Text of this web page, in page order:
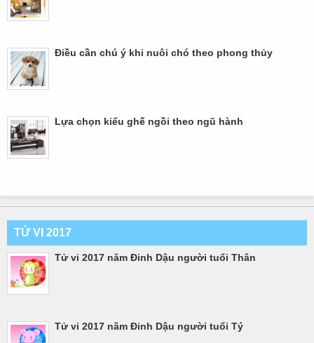
Điều cần chú ý khi nuôi chó theo phong thủy
Lựa chọn kiểu ghế ngồi theo ngũ hành
TỬ VI 2017
Tử vi 2017 năm Đinh Dậu người tuổi Thân
Tử vi 2017 năm Đinh Dậu người tuổi Tý